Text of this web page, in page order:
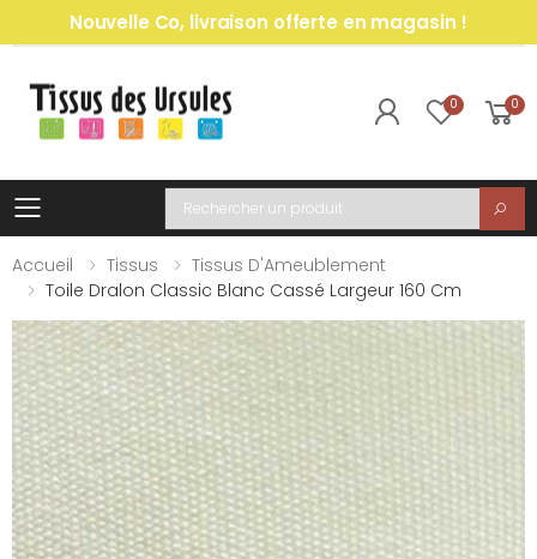
Nouvelle Co, livraison offerte en magasin !
0 0
Toggle mobile menu
Recherche
Accueil
Tissus
Tissus D'Ameublement
Toile Dralon Classic Blanc Cassé Largeur 160 Cm